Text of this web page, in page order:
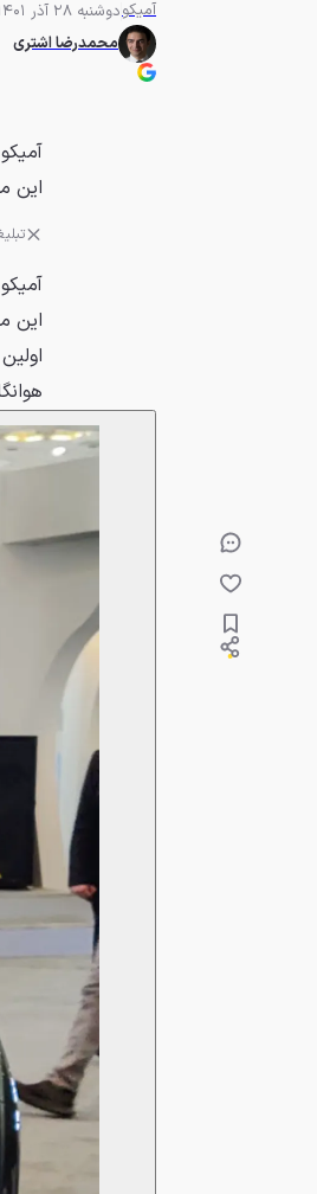
آمیکودوشنبه 28 آذر 1401 - 15:40
محمدرضا اشتری
این
این